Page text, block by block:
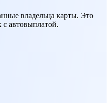
владельца карты. Это
с автовыплатой.